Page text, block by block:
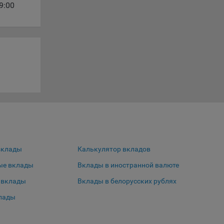
VK
вклады
Калькулятор вкладов
Вклады в иностранной валюте
Вклады в белорусских рублях